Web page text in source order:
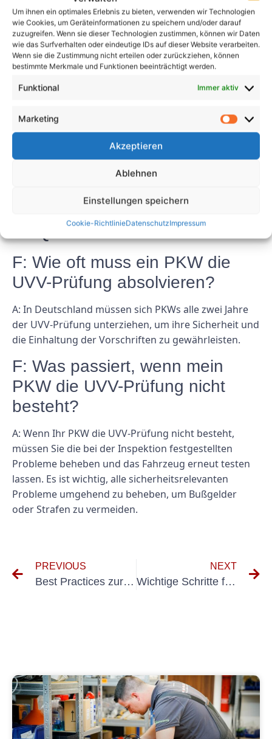
Um ihnen ein optimales Erlebnis zu bieten, verwenden wir Technologien
wie Cookies, um Geräteinformationen zu speichern und/oder darauf
zuzugreifen. Wenn sie dieser Technologien zustimmen, können wir Daten
wie das Surfverhalten oder eindeutige IDs auf dieser Website verarbeiten.
Wenn sie die Zustimmung nicht erteilen oder zurückziehen, können
bestimmte Merkmale und Funktionen beeinträchtigt werden.
Funktional Immer aktiv
Marketing
Akzeptieren
Ablehnen
Einstellungen speichern
Cookie-RichtlinieDatenschutzImpressum
Abschluss
Die Durchführung der UVV-Prüfung für Ihren PKW
muss nicht viel Geld kosten. Indem Sie die oben
genannten kosteneffizienten Maßnahmen ergreifen,
gewährleisten und dabei Geld sparen. Unabhängig
davon, ob Sie die Inspektion selbst durchführen oder
sich für professionelle Dienstleistungen entscheiden,
ist es wichtig, der Sicherheit und der Einhaltung der
Vorschriften Vorrang zu geben. Denken Sie daran:
F: Wie oft muss ein PKW die
UVV-Prüfung absolvieren?
A: In Deutschland müssen sich PKWs alle zwei Jahre
der UVV-Prüfung unterziehen, um ihre Sicherheit und
die Einhaltung der Vorschriften zu gewährleisten.
F: Was passiert, wenn mein
PKW die UVV-Prüfung nicht
besteht?
A: Wenn Ihr PKW die UVV-Prüfung nicht besteht,
müssen Sie die bei der Inspektion festgestellten
Probleme beheben und das Fahrzeug erneut testen
lassen. Es ist wichtig, alle sicherheitsrelevanten
Probleme umgehend zu beheben, um Bußgelder
oder Strafen zu vermeiden.
PREVIOUS
Best Practices zur Umsetzung der Richtlinien der UVV Fahrzeuge BGV D29
NEXT
Wichtige Schritte für einen erfolgreichen DIN VDE-Erstprüfungsprozess